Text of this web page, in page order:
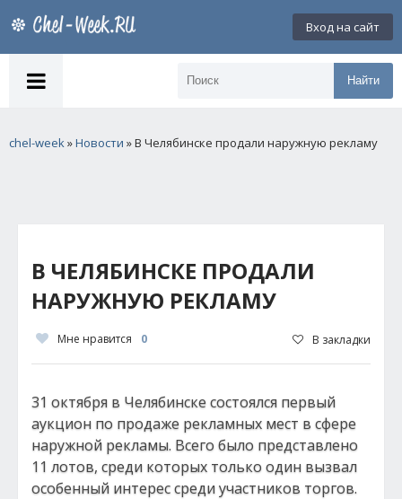
Вход на сайт
Найти
chel-week»Новости » В Челябинске продали наружную рекламу
В ЧЕЛЯБИНСКЕ ПРОДАЛИ
НАРУЖНУЮ РЕКЛАМУ
Мне нравится 0 В закладки
31 октября в Челябинске состоялся первый
аукцион по продаже рекламных мест в сфере
наружной рекламы. Всего было представлено
11 лотов, среди которых только один вызвал
особенный интерес среди участников торгов.